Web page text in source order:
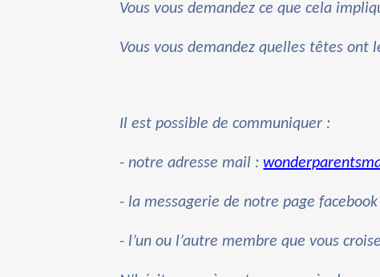
Vous vous demandez ce que cela
Vous vous demandez quelles têtes
Il est possible de communiquer :
- notre adresse mail :
- la messagerie de notre page facebook
- l’un ou l’autre membre que vous